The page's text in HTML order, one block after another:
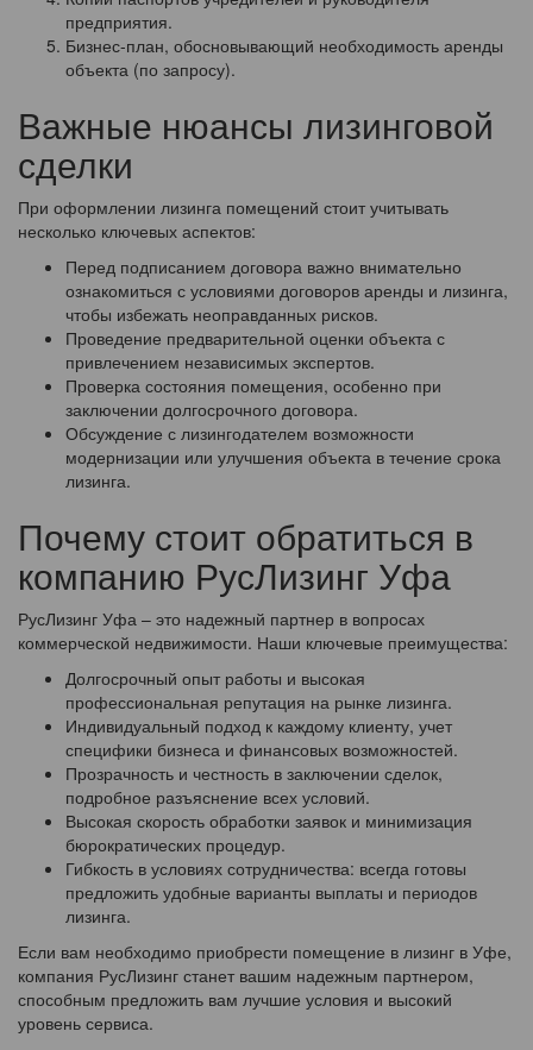
предприятия.
Бизнес-план, обосновывающий необходимость аренды
объекта (по запросу).
Важные нюансы лизинговой
сделки
При оформлении лизинга помещений стоит учитывать
несколько ключевых аспектов:
Перед подписанием договора важно внимательно
ознакомиться с условиями договоров аренды и лизинга,
чтобы избежать неоправданных рисков.
Проведение предварительной оценки объекта с
привлечением независимых экспертов.
Проверка состояния помещения, особенно при
заключении долгосрочного договора.
Обсуждение с лизингодателем возможности
модернизации или улучшения объекта в течение срока
лизинга.
Почему стоит обратиться в
компанию РусЛизинг Уфа
РусЛизинг Уфа – это надежный партнер в вопросах
коммерческой недвижимости. Наши ключевые преимущества:
Долгосрочный опыт работы и высокая
профессиональная репутация на рынке лизинга.
Индивидуальный подход к каждому клиенту, учет
специфики бизнеса и финансовых возможностей.
Прозрачность и честность в заключении сделок,
подробное разъяснение всех условий.
Высокая скорость обработки заявок и минимизация
бюрократических процедур.
Гибкость в условиях сотрудничества: всегда готовы
предложить удобные варианты выплаты и периодов
лизинга.
Если вам необходимо приобрести помещение в лизинг в Уфе,
компания РусЛизинг станет вашим надежным партнером,
способным предложить вам лучшие условия и высокий
уровень сервиса.